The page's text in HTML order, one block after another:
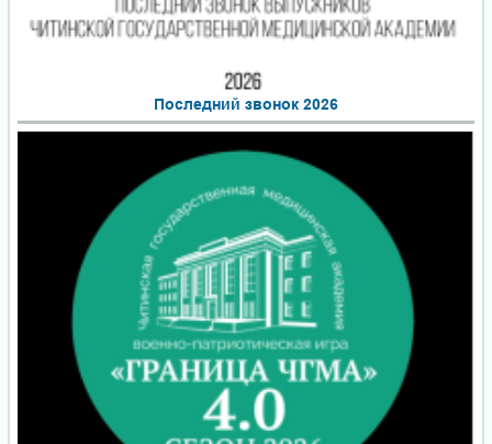
Последний звонок 2026